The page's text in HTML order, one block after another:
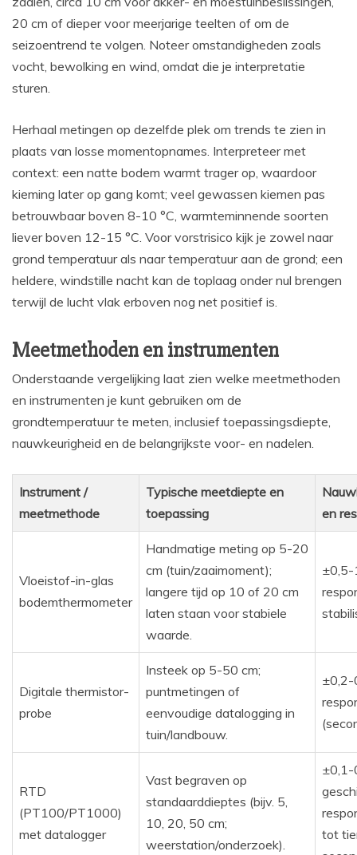
20 cm of dieper voor meerjarige teelten of om de
seizoentrend te volgen. Noteer omstandigheden zoals
vocht, bewolking en wind, omdat die je interpretatie
sturen.
Herhaal metingen op dezelfde plek om trends te zien in
plaats van losse momentopnames. Interpreteer met
context: een natte bodem warmt trager op, waardoor
kieming later op gang komt; veel gewassen kiemen pas
betrouwbaar boven 8-10 °C, warmteminnende soorten
liever boven 12-15 °C. Voor vorstrisico kijk je zowel naar
grond temperatuur als naar temperatuur aan de grond; een
heldere, windstille nacht kan de toplaag onder nul brengen
terwijl de lucht vlak erboven nog net positief is.
Meetmethoden en instrumenten
Onderstaande vergelijking laat zien welke meetmethoden
en instrumenten je kunt gebruiken om de
grondtemperatuur te meten, inclusief toepassingsdiepte,
nauwkeurigheid en de belangrijkste voor- en nadelen.
Instrument /
meetmethode
Typische meetdiepte en
toepassing
en
Vloeistof-in-glas
bodemthermometer
Handmatige meting op 5-20
cm (tuin/zaaimoment);
langere tijd op 10 of 20 cm
laten staan voor stabiele
waarde.
±0,5-
Digitale thermistor-
probe
Insteek op 5-50 cm;
puntmetingen of
eenvoudige datalogging in
tuin/landbouw.
±0,2-
RTD
(PT100/PT1000)
met datalogger
Vast begraven op
standaarddieptes (bijv. 5,
10, 20, 50 cm;
weerstation/onderzoek).
±0,1-
tot